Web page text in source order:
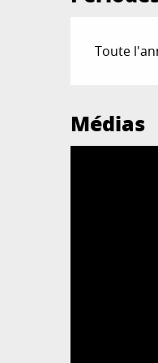
Toute
Médias